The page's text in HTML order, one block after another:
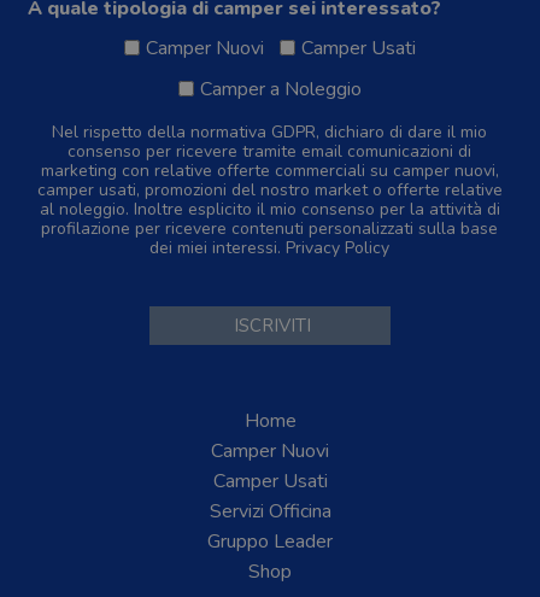
A quale tipologia di camper sei interessato?
Camper Nuovi
Camper Usati
Camper a Noleggio
Nel rispetto della normativa GDPR, dichiaro di dare il mio
consenso per ricevere tramite email comunicazioni di
marketing con relative offerte commerciali su camper nuovi,
camper usati, promozioni del nostro market o offerte relative
al noleggio. Inoltre esplicito il mio consenso per la attività di
profilazione per ricevere contenuti personalizzati sulla base
dei miei interessi. Privacy Policy
Home
Camper Nuovi
Camper Usati
Servizi Officina
Gruppo Leader
Shop